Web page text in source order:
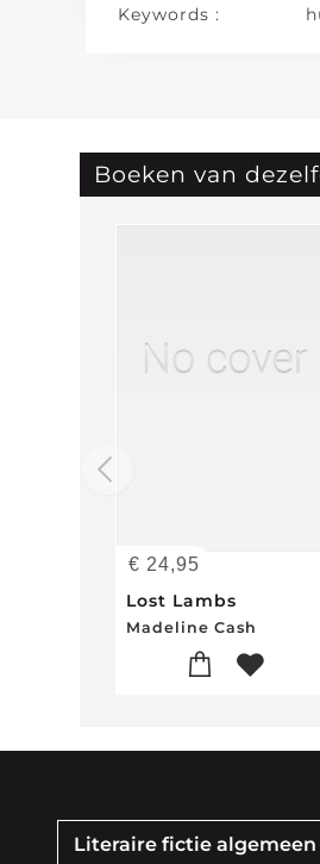
Keywords :
Boeken van
€ 24,95
Lost Lambs
Madeline Cash
Literaire fictie algemeen